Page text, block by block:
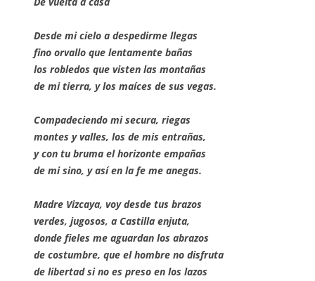
Desde mi cielo a despedirme llegas
fino orvallo que lentamente bañas
los robledos que visten las montañas
de mi tierra, y los maíces de sus vegas.
Compadeciendo mi secura, riegas
montes y valles, los de mis entrañas,
y con tu bruma el horizonte empañas
de mi sino, y así en la fe me anegas.
Madre Vizcaya, voy desde tus brazos
verdes, jugosos, a Castilla enjuta,
donde fieles me aguardan los abrazos
de costumbre, que el hombre no disfruta
de libertad si no es preso en los lazos